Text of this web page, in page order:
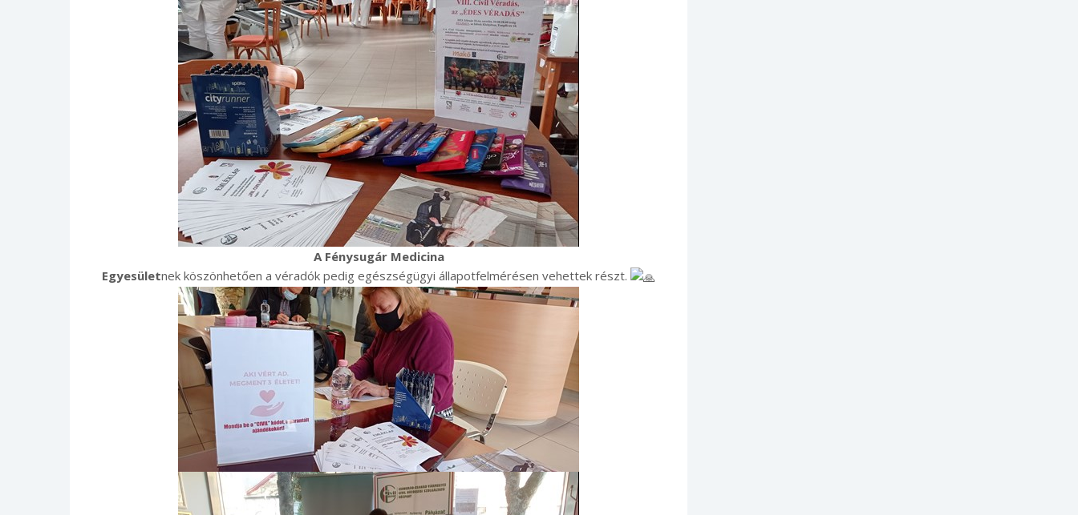
A Fénysugár Medicina
Egyesületnek köszönhetően a véradók pedig egészségügyi állapotfelmérésen vehettek részt.